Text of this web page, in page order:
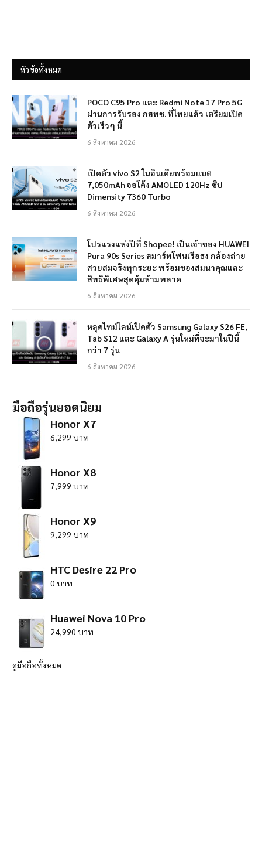
หัวข้อทั้งหมด
POCO C95 Pro และ Redmi Note 17 Pro 5G
ผ่านการรับรอง กสทช. ที่ไทยแล้ว เตรียมเปิด
ตัวเร็วๆ นี้
6 สิงหาคม 2026
เปิดตัว vivo S2 ในอินเดียพร้อมแบต
7,050mAh จอโค้ง AMOLED 120Hz ชิป
Dimensity 7360 Turbo
6 สิงหาคม 2026
โปรแรงแห่งปีที่ Shopee! เป็นเจ้าของ HUAWEI
Pura 90s Series สมาร์ทโฟนเรือธง กล้องถ่าย
สวยสมจริงทุกระยะ พร้อมของสมนาคุณและ
สิทธิพิเศษสุดคุ้มห้ามพลาด
6 สิงหาคม 2026
หลุดไทม์ไลน์เปิดตัว Samsung Galaxy S26 FE,
Tab S12 และ Galaxy A รุ่นใหม่ที่จะมาในปีนี้
กว่า 7 รุ่น
6 สิงหาคม 2026
มือถือรุ่นยอดนิยม
Honor X7
6,299 บาท
Honor X8
7,999 บาท
Honor X9
9,299 บาท
HTC Desire 22 Pro
0 บาท
Huawei Nova 10 Pro
24,990 บาท
ดูมือถือทั้งหมด